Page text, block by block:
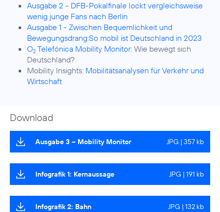
Ausgabe 2 - DFB-Pokalfinale lockt vergleichsweise
wenig junge Fans nach Berlin
Ausgabe 1 - Zwischen Bequemlichkeit und
Bewegungsdrang:So mobil ist Deutschland in 2023
O2 Telefónica Mobility Monitor: Wie bewegt sich
Deutschland?
Mobility Insights: Mobilitätsanalysen für Verkehr und
Wirtschaft
Download
Ausgabe 3 – Mobility Monitor JPG | 357 kb
Infografik 1: Kernaussage JPG | 191 kb
Infografik 2: Bahn JPG | 132 kb